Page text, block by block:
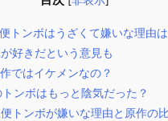
トンボはうざくて嫌いな理由
が好きだという意見も
ではイケメンなの？
トンボはもっと陰気だった？
トンボが嫌いな理由と原作の